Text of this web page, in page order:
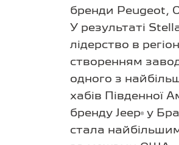
бренди Peugeot,
У результаті
лідерство в
створенням
одного з
хабів Південної
бренду Jeep® у
стала